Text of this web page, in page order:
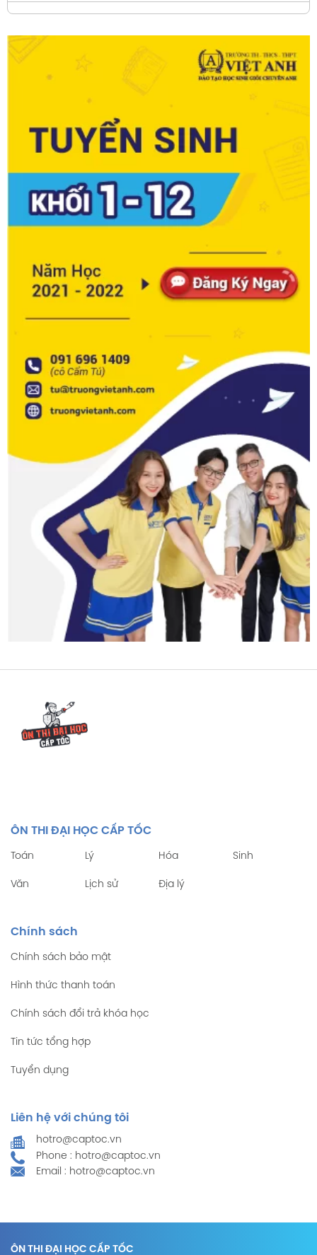
ÔN THI ĐẠI HỌC CẤP TỐC
Toán Lý Hóa Sinh
Văn Lịch sử Địa lý
Chính sách
Chính sách bảo mật
Hình thức thanh toán
Chính sách đổi trả khóa học
Tin tức tổng hợp
Tuyển dụng
Liên hệ với chúng tôi
hotro@captoc.vn
Phone : hotro@captoc.vn
Email : hotro@captoc.vn
ÔN THI ĐẠI HỌC CẤP TỐC